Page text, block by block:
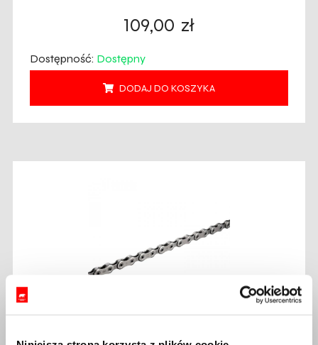
109,00 zł
Dostępność: Dostępny
DODAJ DO KOSZYKA